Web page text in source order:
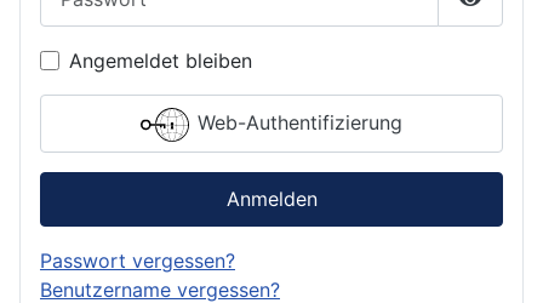
Angemeldet bleiben
Web-Authentifizierung
Anmelden
Passwort vergessen?
Benutzername vergessen?